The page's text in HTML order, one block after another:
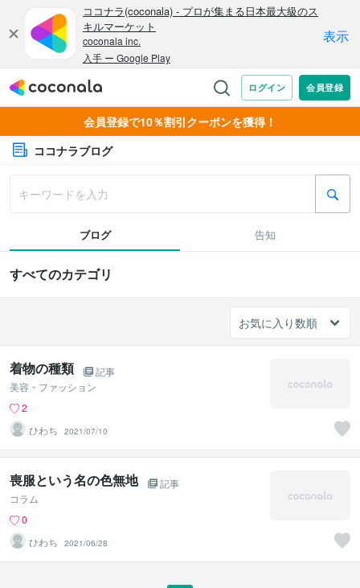
会員登録で10％割引クーポンを獲得！
ココナラブログ
ブログ 告知
すべてのカテゴリ
着物の種類
記事
美容・ファッション
2
ひわち
2021/07/10
喪服という名の色無地
記事
コラム
0
ひわち
2021/06/28